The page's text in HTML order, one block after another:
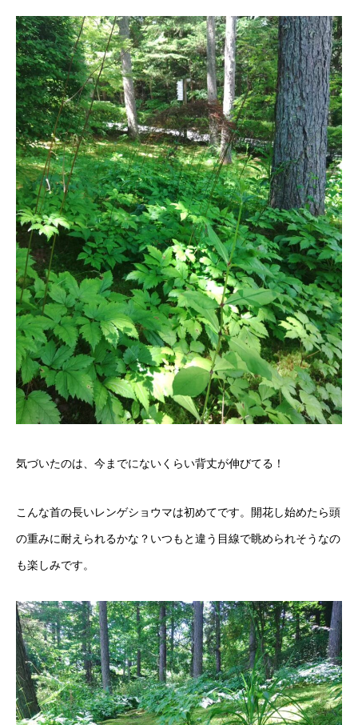
気づいたのは、今までにないくらい背丈が伸びてる！
こんな首の長いレンゲショウマは初めてです。開花し始めたら頭
の重みに耐えられるかな？いつもと違う目線で眺められそうなの
も楽しみです。